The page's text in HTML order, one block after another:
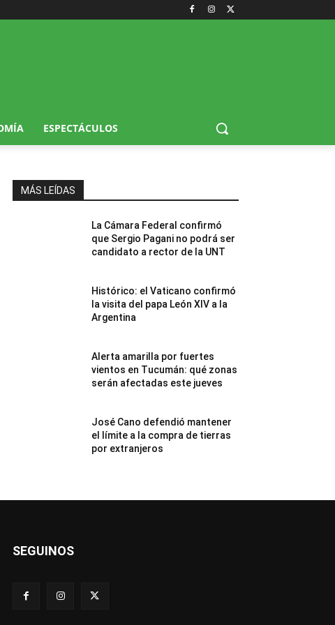
ESPECTÁCULOS
MÁS LEÍDAS
La Cámara Federal confirmó
que Sergio Pagani no podrá ser
candidato a rector de la UNT
Histórico: el Vaticano confirmó
la visita del papa León XIV a la
Argentina
Alerta amarilla por fuertes
vientos en Tucumán: qué zonas
serán afectadas este jueves
José Cano defendió mantener
el límite a la compra de tierras
por extranjeros
SEGUINOS